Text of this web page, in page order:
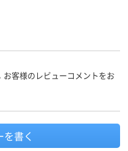
客様のレビューコメントをお
を書く